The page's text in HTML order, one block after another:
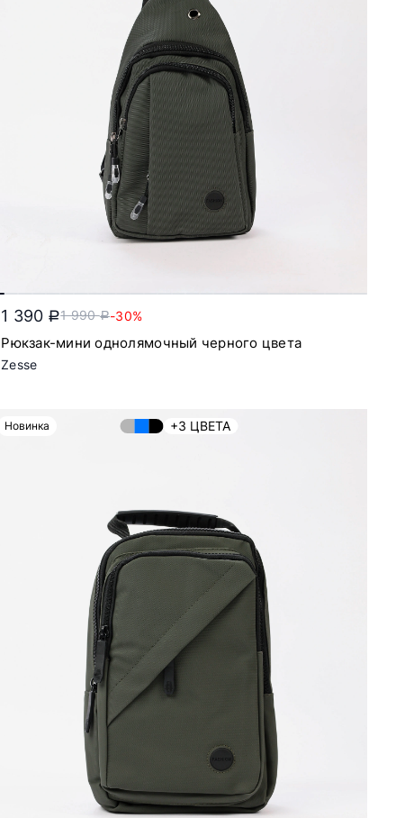
1 390 a1 990a-30%
Рюкзак-мини однолямочный черного цвета
Zesse
Новинка +3 ЦВЕТА